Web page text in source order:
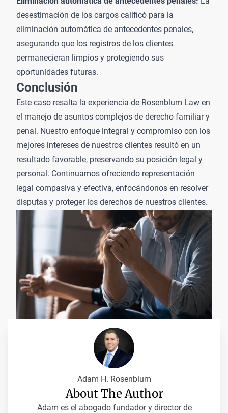
desestimación de los cargos calificó para la
eliminación automática de antecedentes penales,
asegurando que los registros de los clientes
permanecieran limpios y protegiendo sus
oportunidades futuras.
Conclusión
Este caso resalta la experiencia de Rosenblum Law en
el manejo de asuntos complejos de derecho familiar y
penal. Nuestro enfoque integral y compromiso con los
mejores intereses de nuestros clientes resultó en un
resultado favorable, preservando su posición legal y
personal. Continuamos ofreciendo representación
legal compasiva y efectiva, enfocándonos en resolver
disputas y proteger los derechos de nuestros clientes.
Adam H. Rosenblum
About The Author
Adam es el abogado fundador y director de